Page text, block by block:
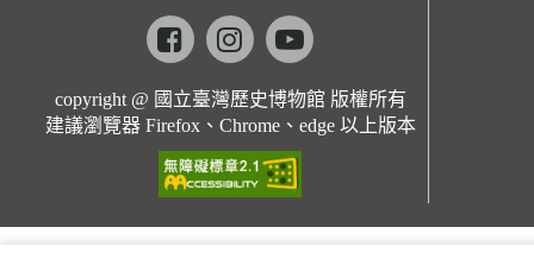
Facebookinstagramyoutube
copyright @ 國立臺灣歷史博物館 版權所有
建議瀏覽器 Firefox、Chrome、edge 以上版本